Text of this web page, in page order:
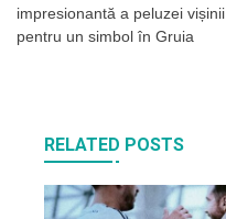
impresionantă a peluzei vișinii
pentru un simbol în Gruia
RELATED POSTS